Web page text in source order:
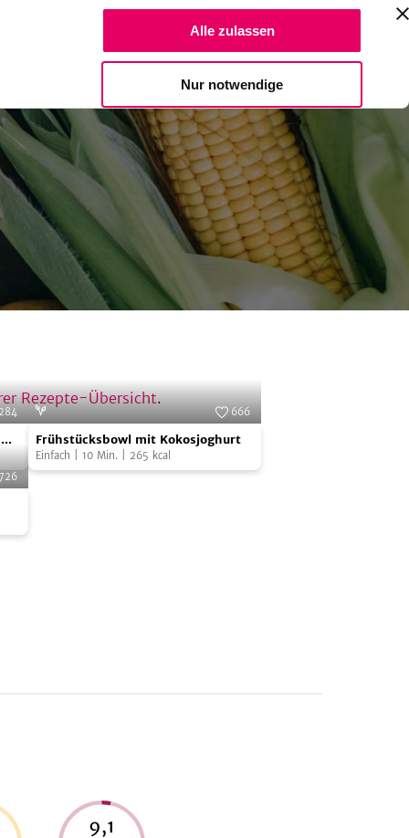
Alle zulassen
Nur notwendige
Spendiere einen Kaffee
Suche
Rezepte-Übersicht.
284
Frühstücksbowl
mit
Kokosjoghurt
Foto: SevenCooks
666
Frühstücksbowl mit Kokosjoghurt
Einfach 10 Min. 265 kcal
726
9,1